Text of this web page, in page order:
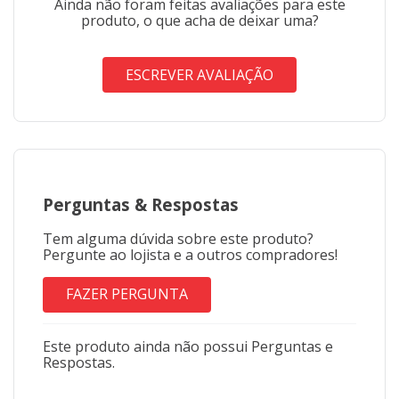
Ainda não foram feitas avaliações para este
produto, o que acha de deixar uma?
ESCREVER AVALIAÇÃO
Perguntas & Respostas
Tem alguma dúvida sobre este produto?
Pergunte ao lojista e a outros compradores!
FAZER PERGUNTA
Este produto ainda não possui Perguntas e
Respostas.